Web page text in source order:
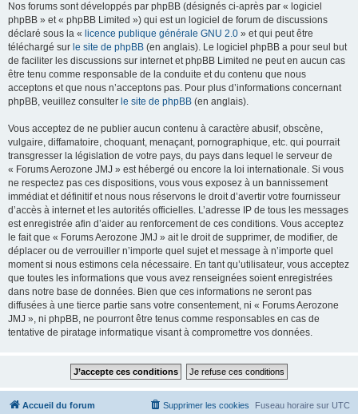
Nos forums sont développés par phpBB (désignés ci-après par « logiciel
phpBB » et « phpBB Limited ») qui est un logiciel de forum de discussions
déclaré sous la « licence publique générale GNU 2.0 » et qui peut être
téléchargé sur le site de phpBB (en anglais). Le logiciel phpBB a pour seul but
de faciliter les discussions sur internet et phpBB Limited ne peut en aucun cas
être tenu comme responsable de la conduite et du contenu que nous
acceptons et que nous n’acceptons pas. Pour plus d’informations concernant
phpBB, veuillez consulter le site de phpBB (en anglais).
Vous acceptez de ne publier aucun contenu à caractère abusif, obscène,
vulgaire, diffamatoire, choquant, menaçant, pornographique, etc. qui pourrait
transgresser la législation de votre pays, du pays dans lequel le serveur de
« Forums Aerozone JMJ » est hébergé ou encore la loi internationale. Si vous
ne respectez pas ces dispositions, vous vous exposez à un bannissement
immédiat et définitif et nous nous réservons le droit d’avertir votre fournisseur
d’accès à internet et les autorités officielles. L’adresse IP de tous les messages
est enregistrée afin d’aider au renforcement de ces conditions. Vous acceptez
le fait que « Forums Aerozone JMJ » ait le droit de supprimer, de modifier, de
déplacer ou de verrouiller n’importe quel sujet et message à n’importe quel
moment si nous estimons cela nécessaire. En tant qu’utilisateur, vous acceptez
que toutes les informations que vous avez renseignées soient enregistrées
dans notre base de données. Bien que ces informations ne seront pas
diffusées à une tierce partie sans votre consentement, ni « Forums Aerozone
JMJ », ni phpBB, ne pourront être tenus comme responsables en cas de
tentative de piratage informatique visant à compromettre vos données.
Accueil du forum Fuseau horaire sur UTC
Supprimer les cookies